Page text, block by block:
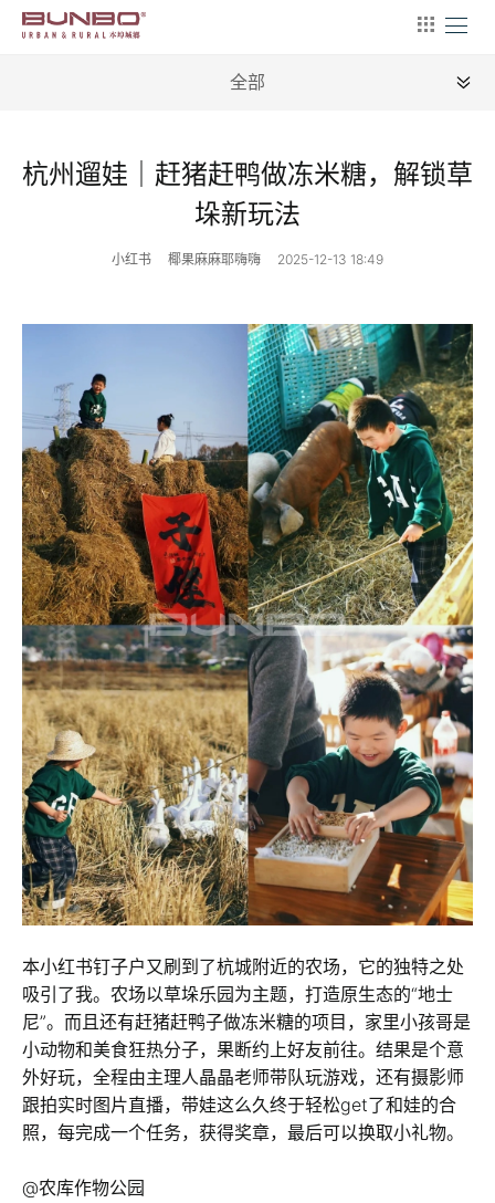
全部
杭州遛娃｜赶猪赶鸭做冻米糖，解锁草
垛新玩法
小红书 椰果麻麻耶嗨嗨 2025-12-13 18:49
本小红书钉子户又刷到了杭城附近的农场，它的独特之处
吸引了我。农场以草垛乐园为主题，打造原生态的“地士
尼”。而且还有赶猪赶鸭子做冻米糖的项目，家里小孩哥是
小动物和美食狂热分子，果断约上好友前往。结果是个意
外好玩，全程由主理人晶晶老师带队玩游戏，还有摄影师
跟拍实时图片直播，带娃这么久终于轻松get了和娃的合
照，每完成一个任务，获得奖章，最后可以换取小礼物。
@农库作物公园